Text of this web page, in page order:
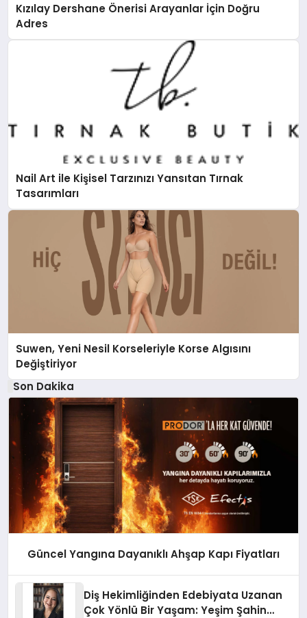
Kızılay Dershane Önerisi Arayanlar İçin Doğru
Adres
Nail Art ile Kişisel Tarzınızı Yansıtan Tırnak
Tasarımları
Suwen, Yeni Nesil Korseleriyle Korse Algısını
Değiştiriyor
Son Dakika
Güncel Yangına Dayanıklı Ahşap Kapı Fiyatları
Diş Hekimliğinden Edebiyata Uzanan
Çok Yönlü Bir Yaşam: Yeşim Şahin